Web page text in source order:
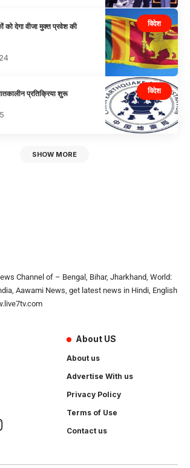
विदेश
को देगा वीजा मुक्त प्रवेश की
विदेश
प्रतिक्रिया शुरू
SHOW MORE
Channel of – Bengal, Bihar, Jharkhand, World:
Aawami News, get latest news in Hindi, English
About US
About us
Advertise With us
Privacy Policy
Terms of Use
Contact us